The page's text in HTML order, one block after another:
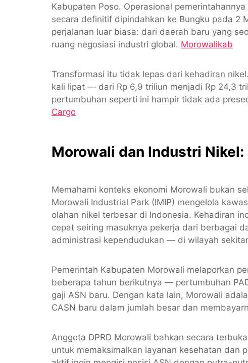
Kabupaten Poso. Operasional
secara definitif dipindahkan ke Bungku pada 2
perjalanan luar biasa: dari daerah baru yang
ruang negosiasi industri global. Morowalikab
Transformasi itu tidak lepas dari kehadiran
kali lipat — dari Rp 6,9 triliun menjadi Rp 24,3
pertumbuhan seperti ini hampir tidak ada
Cargo
Morowali dan Industri
Memahami konteks ekonomi Morowali bukan
Morowali Industrial Park (IMIP) mengelola
olahan nikel terbesar di Indonesia. Kehadiran
cepat seiring masuknya pekerja dari berbagai
administrasi kependudukan — di wilayah
Pemerintah Kabupaten Morowali melaporkan
beberapa tahun berikutnya — pertumbuhan
gaji ASN baru. Dengan kata lain, Morowali
CASN baru dalam jumlah besar dan
Anggota DPRD Morowali bahkan secara
untuk memaksimalkan layanan kesehatan dan